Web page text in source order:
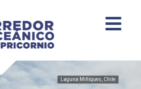
Laguna Miñiques, Chile